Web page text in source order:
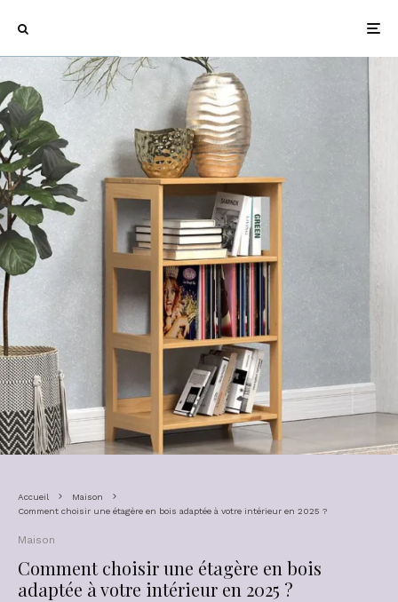
Accueil
Maison
Comment choisir une étagère en bois adaptée à votre intérieur en 2025 ?
Maison
Comment choisir une étagère en bois
adaptée à votre intérieur en 2025 ?